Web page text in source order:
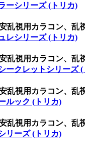
ーシリーズ (トリカ)
乱視用カラコン、
レシリーズ (トリカ)
乱視用カラコン、
ークレットシリーズ (
乱視用カラコン、
ルック (トリカ)
乱視用カラコン、
リーズ (トリカ)